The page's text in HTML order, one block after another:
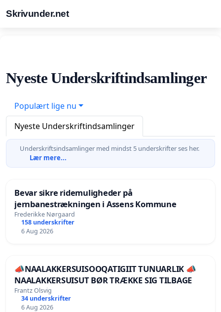
Skrivunder.net
Nyeste Underskriftindsamlinger
Populært lige nu
Nyeste Underskriftindsamlinger
Underskriftsindsamlinger med mindst 5 underskrifter ses her.
Lær mere...
Bevar sikre ridemuligheder på
jernbanestrækningen i Assens Kommune
Frederikke Nørgaard
158 underskrifter
6 Aug 2026
📣NAALAKKERSUISOOQATIGIIT TUNUARLIK 📣
NAALAKKERSUISUT BØR TRÆKKE SIG TILBAGE
Frantz Olsvig
34 underskrifter
6 Aug 2026